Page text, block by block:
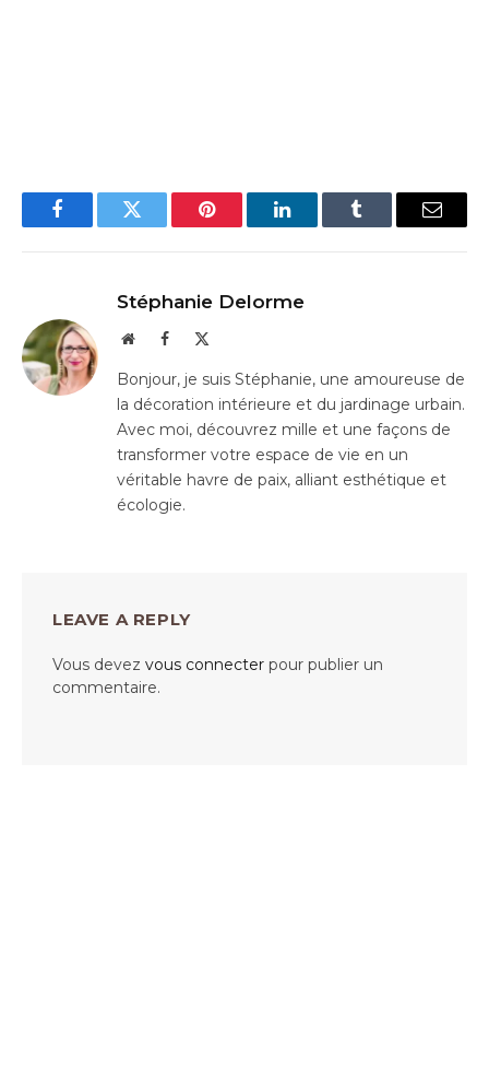
FacebookTwitter Pinterest LinkedInTumblr Email
Stéphanie Delorme
WebsiteFacebook
Bonjour, je suis Stéphanie, une amoureuse de
la décoration intérieure et du jardinage urbain.
Avec moi, découvrez mille et une façons de
transformer votre espace de vie en un
véritable havre de paix, alliant esthétique et
écologie.
LEAVE A REPLY
Vous devez vous connecter pour publier un
commentaire.